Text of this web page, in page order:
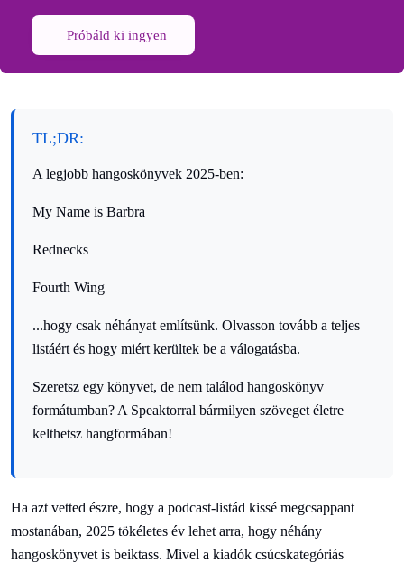
Próbáld ki ingyen
TL;DR:
A legjobb hangoskönyvek 2025-ben:
My Name is Barbra
Rednecks
Fourth Wing
...hogy csak néhányat említsünk. Olvasson tovább a teljes
listáért és hogy miért kerültek be a válogatásba.
Szeretsz egy könyvet, de nem találod hangoskönyv
formátumban? A Speaktorral bármilyen szöveget életre
kelthetsz hangformában!
Ha azt vetted észre, hogy a podcast-listád kissé megcsappant
mostanában, 2025 tökéletes év lehet arra, hogy néhány
hangoskönyvet is beiktass. Mivel a kiadók csúcskategóriás